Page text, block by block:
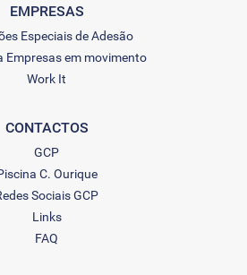
EMPRESAS
Especiais de Adesão
Empresas em movimento
Work It
CONTACTOS
GCP
C. Ourique
Sociais GCP
Links
FAQ